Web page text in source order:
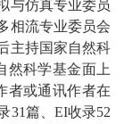
与仿真专业委员
相流专业委员会
主持国家自然科
然科学基金面上
者或通讯作者在
31篇、 EI收录52